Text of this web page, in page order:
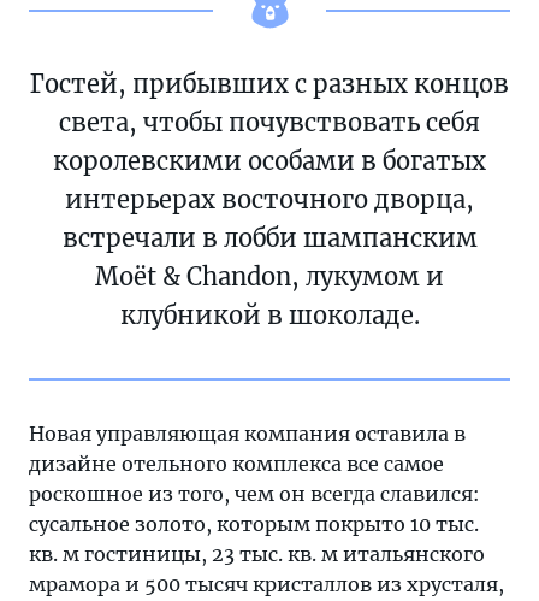
Гостей, прибывших с разных концов
света, чтобы почувствовать себя
королевскими особами в богатых
интерьерах восточного дворца,
встречали в лобби шампанским
Moët & Chandon, лукумом и
клубникой в шоколаде.
Новая управляющая компания оставила в
дизайне отельного комплекса все самое
роскошное из того, чем он всегда славился:
сусальное золото, которым покрыто 10 тыс.
кв. м гостиницы, 23 тыс. кв. м итальянского
мрамора и 500 тысяч кристаллов из хрусталя,